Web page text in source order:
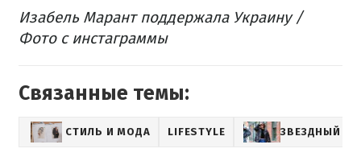
Изабель Марант поддержала Украину /
Фото с инстаграммы
Связанные темы:
СТИЛЬ И МОДА LIFESTYLE ЗВЕЗДНЫЙ